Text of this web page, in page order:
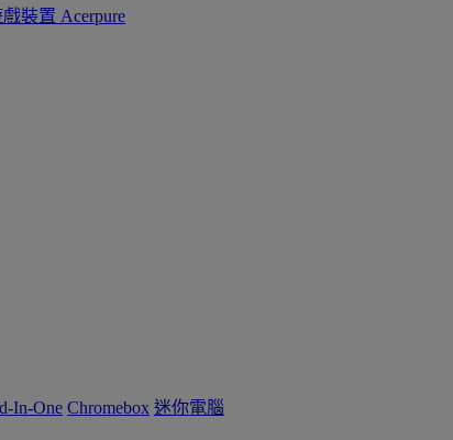
裝置 Acerpure
In-One Chromebox 迷你電腦